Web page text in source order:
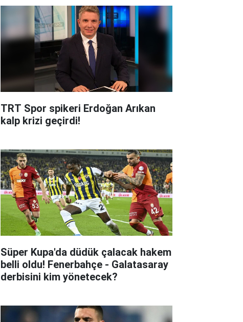
TRT Spor spikeri Erdoğan Arıkan
kalp krizi geçirdi!
Süper Kupa'da düdük çalacak hakem
belli oldu! Fenerbahçe - Galatasaray
derbisini kim yönetecek?